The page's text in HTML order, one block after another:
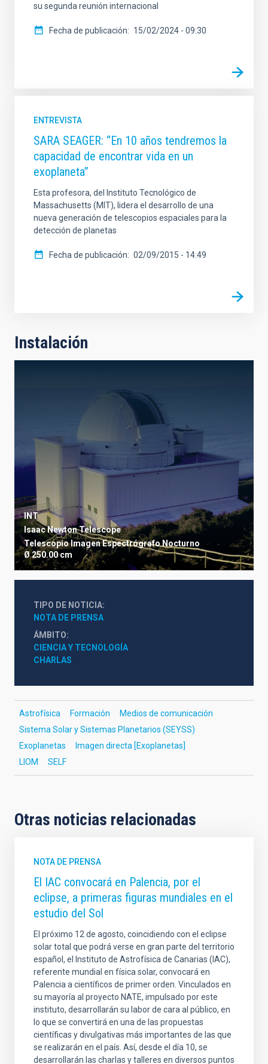
su segunda reunión internacional
Fecha de publicación 15/02/2024 - 09:30
ENTREVISTA
SARA SEAGER: “En 10 años tendremos la
capacidad de encontrar vida en un
exoplaneta”
Esta profesora, del Instituto Tecnológico de
Massachusetts (MIT), lidera el desarrollo de una
nueva generación de telescopios espaciales para la
detección de planetas
Fecha de publicación 02/09/2015 - 14:49
Instalación
INT
Isaac Newton Telescope
TelescopioImagenEspectrógrafoNocturno
Ø 250.00 cm
TIPO DE NOTICIA
NOTA DE PRENSA
ÁMBITO
CIENCIA Y TECNOLOGÍA
CHARLAS
Astrofísica Formación
Medios de comunicación
Sistema Solar y Sistemas Planetarios (SEYSS)
Exoplanetas
Imagen directa [Exoplanetas]
LIOM
SELF
Otras noticias relacionadas
NOTA DE PRENSA
El IAC convocará en Palencia, por el
eclipse, a primeras figuras mundiales en el
estudio del Sol
El próximo 12 de agosto, coincidiendo con el eclipse
solar total que podrá verse en gran parte del territorio
español, el Instituto de Astrofísica de Canarias (IAC),
referente mundial en física solar, convocará en
Palencia a científicos de primer orden. Vinculados en
su mayoría al proyecto NATE, impulsado por este
instituto, desarrollarán su labor de cara al público, en
lo que se convertirá en una de las propuestas
científicas y divulgativas más importantes de las que
se realizarán en el país. Así, desde el día 10, se
desarrollarán las charlas y talleres en diversos puntos